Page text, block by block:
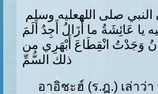
صلى اللهعليه وسلم
عَائِشَةُ ما أَزَالُ أَجِدُ أَلَمَ
وَجَدْتُ انْقِطَاعَ أَبْهَرِي من
ذلك السُّمِّ
อาอิชะฮ์ (ร.ฎ.) เล่าว่า